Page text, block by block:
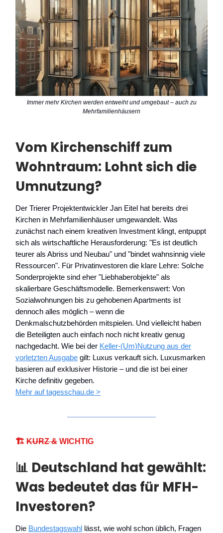
Immer mehr Kirchen werden entweiht und umgebaut – auch zu
Mehrfamilienhäusern
Vom Kirchenschiff zum
Wohntraum: Lohnt sich die
Umnutzung?
Der Trierer Projektentwickler Jan Eitel hat bereits drei
Kirchen in Mehrfamilienhäuser umgewandelt. Was
zunächst nach einem kreativen Investment klingt, entpuppt
sich als wirtschaftliche Herausforderung: "Es ist deutlich
teurer als Abriss und Neubau" und "bindet wahnsinnig viele
Ressourcen". Für Privatinvestoren die klare Lehre: Solche
Sonderprojekte sind eher "Liebhaberobjekte" als
skalierbare Geschäftsmodelle. Bemerkenswert: Von
Sozialwohnungen bis zu gehobenen Apartments ist
dennoch alles möglich – wenn die
Denkmalschutzbehörden mitspielen. Und vielleicht haben
die Beteiligten auch einfach noch nicht kreativ genug
nachgedacht. Wie bei der Keller-(Um)Nutzung aus der
vorletzten Ausgabe gilt: Luxus verkauft sich. Luxusmarken
basieren auf exklusiver Historie – und die ist bei einer
Kirche definitiv gegeben.
Mehr auf tagesschau.de >
🏗️ KURZ & WICHTIG
📊 Deutschland hat gewählt:
Was bedeutet das für MFH-
Investoren?
Die Bundestagswahl lässt, wie wohl schon üblich, Fragen